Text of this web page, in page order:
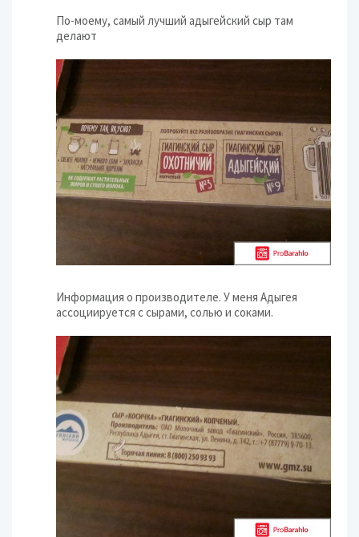
По-моему, самый лучший адыгейский сыр там
делают
Информация о производителе. У меня Адыгея
ассоциируется с сырами, солью и соками.